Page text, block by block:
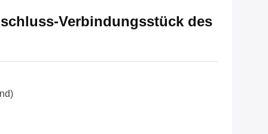
Verbindungsstück des